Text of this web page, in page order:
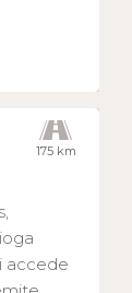
175 km
accede